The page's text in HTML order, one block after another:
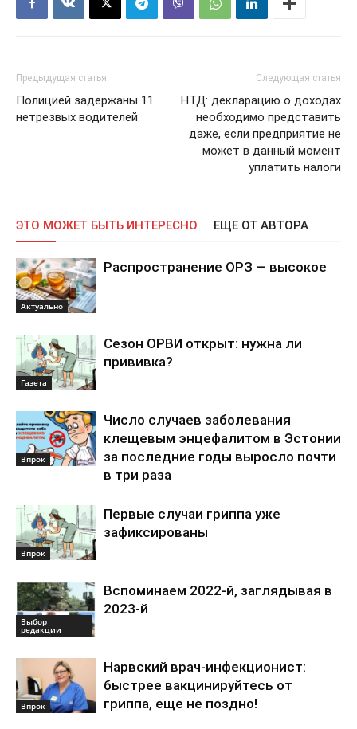
Предыдущая статья
Полицией задержаны 11
нетрезвых водителей
Следующая статья
НТД: декларацию о доходах
необходимо представить
даже, если предприятие не
может в данный момент
уплатить налоги
ЭТО МОЖЕТ БЫТЬ ИНТЕРЕСНО ЕЩЕ ОТ АВТОРА
Актуально
Распространение ОРЗ — высокое
Газета
Сезон ОРВИ открыт: нужна ли
прививка?
Впрок
Число случаев заболевания
клещевым энцефалитом в Эстонии
за последние годы выросло почти
в три раза
Впрок
Первые случаи гриппа уже
зафиксированы
Выбор
редакции
Вспоминаем 2022-й, заглядывая в
2023-й
Впрок
Нарвский врач-инфекционист:
быстрее вакцинируйтесь от
гриппа, еще не поздно!